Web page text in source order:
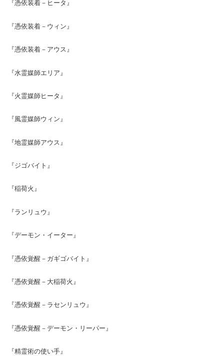
『憑依装着－ヒータ』
『憑依装着－ウィン』
『憑依装着－アウス』
『水霊媒師エリア』
『火霊媒師ヒータ』
『風霊媒師ウィン』
『地霊媒師アウス』
『ジゴバイト』
『稲荷火』
『ランリュウ』
『デーモン・イーター』
『憑依覚醒－ガギゴバイト』
『憑依覚醒－大稲荷火』
『憑依覚醒－ラセンリュウ』
『憑依覚醒－デーモン・リーパー』
『精霊術の使い手』